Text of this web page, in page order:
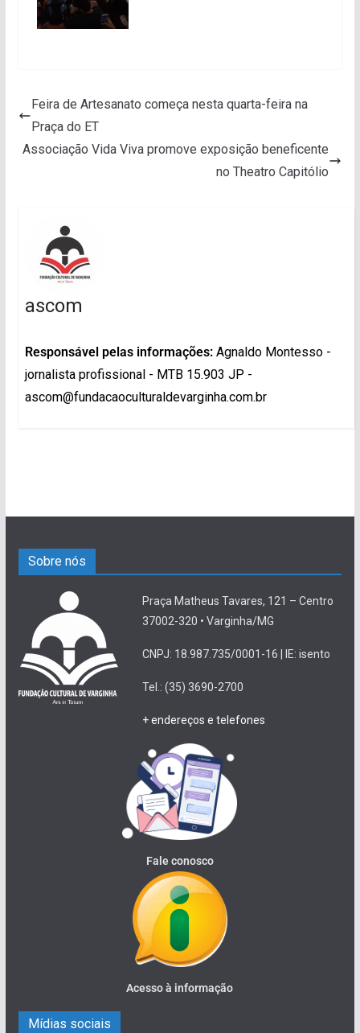
Feira de Artesanato começa nesta quarta-feira na
Praça do ET
Associação Vida Viva promove exposição beneficente
no Theatro Capitólio
ascom
Responsável pelas informações:Agnaldo Montesso -
jornalista profissional - MTB 15.903 JP -
ascom@fundacaoculturaldevarginha.com.br
Sobre nós
Praça Matheus Tavares, 121 – Centro
37002-320 • Varginha/MG
CNPJ: 18.987.735/0001-16 | IE: isento
Tel.: (35) 3690-2700
+ endereços e telefones
Fale conosco
Acesso à informação
Mídias sociais